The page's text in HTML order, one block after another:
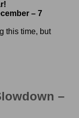
– 7
this time, but
–